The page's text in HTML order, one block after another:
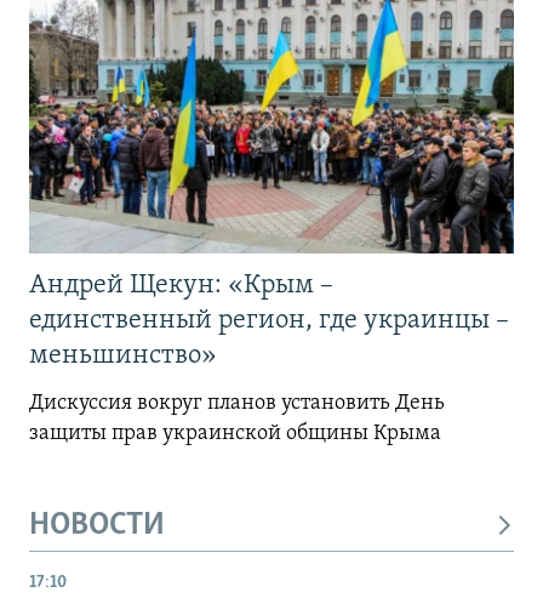
Андрей Щекун: «Крым –
единственный регион, где украинцы –
меньшинство»
Дискуссия вокруг планов установить День
защиты прав украинской общины Крыма
НОВОСТИ
17:10